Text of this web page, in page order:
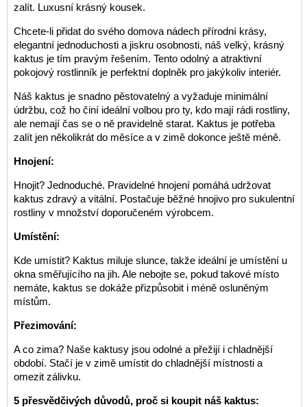
zalít. Luxusní krásný kousek.
Chcete-li přidat do svého domova nádech přírodní krásy,
elegantní jednoduchosti a jiskru osobnosti, náš velký, krásný
kaktus je tím pravým řešením. Tento odolný a atraktivní
pokojový rostlinník je perfektní doplněk pro jakýkoliv interiér.
Náš kaktus je snadno pěstovatelný a vyžaduje minimální
údržbu, což ho činí ideální volbou pro ty, kdo mají rádi rostliny,
ale nemají čas se o ně pravidelně starat. Kaktus je potřeba
zalít jen několikrát do měsíce a v zimě dokonce ještě méně.
Hnojení:
Hnojit? Jednoduché. Pravidelné hnojení pomáhá udržovat
kaktus zdravý a vitální. Postačuje běžné hnojivo pro sukulentní
rostliny v množství doporučeném výrobcem.
Umístění:
Kde umístit? Kaktus miluje slunce, takže ideální je umístění u
okna směřujícího na jih. Ale nebojte se, pokud takové místo
nemáte, kaktus se dokáže přizpůsobit i méně osluněným
místům.
Přezimování:
A co zima? Naše kaktusy jsou odolné a přežijí i chladnější
období. Stačí je v zimě umístit do chladnější místnosti a
omezit zálivku.
5 přesvědčivých důvodů, proč si koupit náš kaktus: